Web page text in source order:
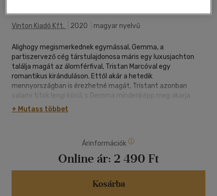
Vinton Kiadó Kft. 2020 magyar nyelvű
Alighogy megismerkednek egymással, Gemma, a
partiszervező cég társtulajdonosa máris egy luxusjachton
találja magát az álomférfival, Tristan Marcóval egy
romantikus kiránduláson. Ettől akár a hetedik
mennyországban is érezhetné magát, Tristant azonban
valami titok lengi körül, s Gemma mindenképp meg akarja
tudni, mit rejteget előle...
+ Mutass többet
Árinformációk
Online ár: 2 490 Ft
Kosárba